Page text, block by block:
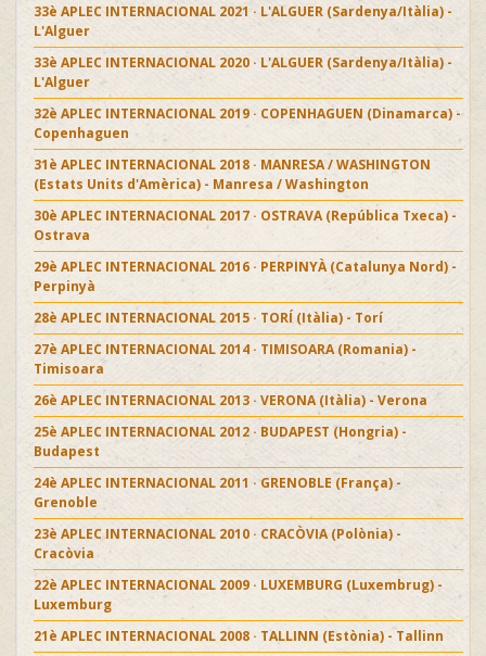
33è APLEC INTERNACIONAL 2021 · L'ALGUER (Sardenya/Itàlia) -
L'Alguer
33è APLEC INTERNACIONAL 2020 · L'ALGUER (Sardenya/Itàlia) -
L'Alguer
32è APLEC INTERNACIONAL 2019 · COPENHAGUEN (Dinamarca) -
Copenhaguen
31è APLEC INTERNACIONAL 2018 · MANRESA / WASHINGTON
(Estats Units d'Amèrica) - Manresa / Washington
30è APLEC INTERNACIONAL 2017 · OSTRAVA (República Txeca) -
Ostrava
29è APLEC INTERNACIONAL 2016 · PERPINYÀ (Catalunya Nord) -
Perpinyà
28è APLEC INTERNACIONAL 2015 · TORÍ (Itàlia) - Torí
27è APLEC INTERNACIONAL 2014 · TIMISOARA (Romania) -
Timisoara
26è APLEC INTERNACIONAL 2013 · VERONA (Itàlia) - Verona
25è APLEC INTERNACIONAL 2012 · BUDAPEST (Hongria) -
Budapest
24è APLEC INTERNACIONAL 2011 · GRENOBLE (França) -
Grenoble
23è APLEC INTERNACIONAL 2010 · CRACÒVIA (Polònia) -
Cracòvia
22è APLEC INTERNACIONAL 2009 · LUXEMBURG (Luxembrug) -
Luxemburg
21è APLEC INTERNACIONAL 2008 · TALLINN (Estònia) - Tallinn